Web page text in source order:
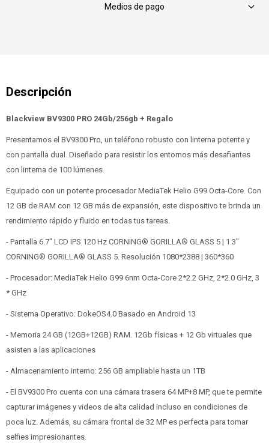
Medios de pago
Blackview BV9300 PRO 24Gb/256gb + Regalo
Presentamos el BV9300 Pro, un teléfono robusto con linterna potente y
con pantalla dual. Diseñado para resistir los entornos más desafiantes
con linterna de 100 lúmenes.
Equipado con un potente procesador MediaTek Helio G99 Octa-Core. Con
12 GB de RAM con 12 GB más de expansión, este dispositivo te brinda un
rendimiento rápido y fluido en todas tus tareas.
- Pantalla 6.7" LCD IPS 120 Hz CORNING® GORILLA® GLASS 5 | 1.3"
CORNING® GORILLA® GLASS 5. Resolución 1080*2388 | 360*360
- Procesador: MediaTek Helio G99 6nm Octa-Core 2*2.2 GHz, 2*2.0 GHz, 3
* GHz
- Sistema Operativo: DokeOS4.0 Basado en Android 13
- Memoria 24 GB (12GB+12GB) RAM. 12Gb físicas + 12 Gb virtuales que
asisten a las aplicaciones
- Almacenamiento interno: 256 GB ampliable hasta un 1TB
- El BV9300 Pro cuenta con una cámara trasera 64 MP+8 MP, que te permite
capturar imágenes y videos de alta calidad incluso en condiciones de
poca luz. Además, su cámara frontal de 32 MP es perfecta para tomar
selfies impresionantes.